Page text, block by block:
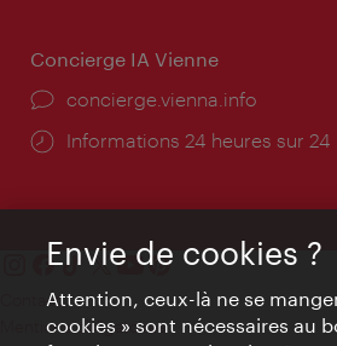
Concierge IA Vienne
Ort:
concierge.vienna.info
Öffnungszeiten:
Informations 24 heures sur 24
Contact
Mentions obligatoires
Envie de cookies ?
Attention, ceux-là ne se
cookies » sont nécessaires au